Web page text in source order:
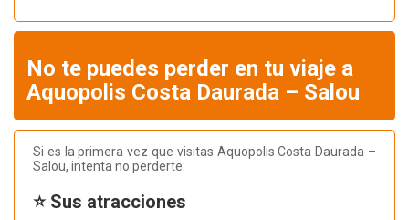
No te puedes perder en tu viaje a
Aquopolis Costa Daurada – Salou
Si es la primera vez que visitas Aquopolis Costa Daurada –
Salou, intenta no perderte:
⭐ Sus atracciones